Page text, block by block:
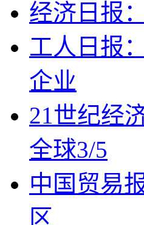
经济日报
工人日报
企业
21世纪经
全球3/5
中国贸易
区